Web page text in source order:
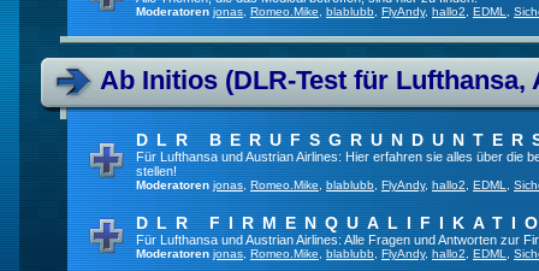
Moderatoren jonas Romeo.Mike blablubb FlyAndy, hallo2 EDML
Ab Initios (DLR-Test für Lufthansa,
DLR
Für Lufthansa und Austrian Airlines: Hier erfahren sie alles über die
stellen!
Moderatoren jonas Romeo.Mike blablubb FlyAndy, hallo2 EDML
DLR
Für Lufthansa und Austrian Airlines: Alle Fragen und Antworten zur
Moderatoren jonas Romeo.Mike blablubb FlyAndy, hallo2 EDML